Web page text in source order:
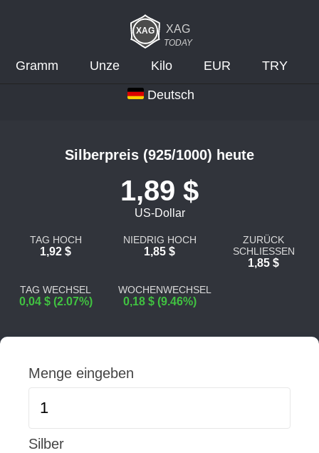
XAG
TODAY
Gramm Unze Kilo EUR TRY
Deutsch
Silberpreis (925/1000) heute
1,89 $
US-Dollar
TAG HOCH
1,92 $
NIEDRIG HOCH
1,85 $
ZURÜCK
SCHLIESSEN
1,85 $
TAG WECHSEL
0,04 $ (2.07%)
WOCHENWECHSEL
0,18 $ (9.46%)
Menge eingeben
Silber